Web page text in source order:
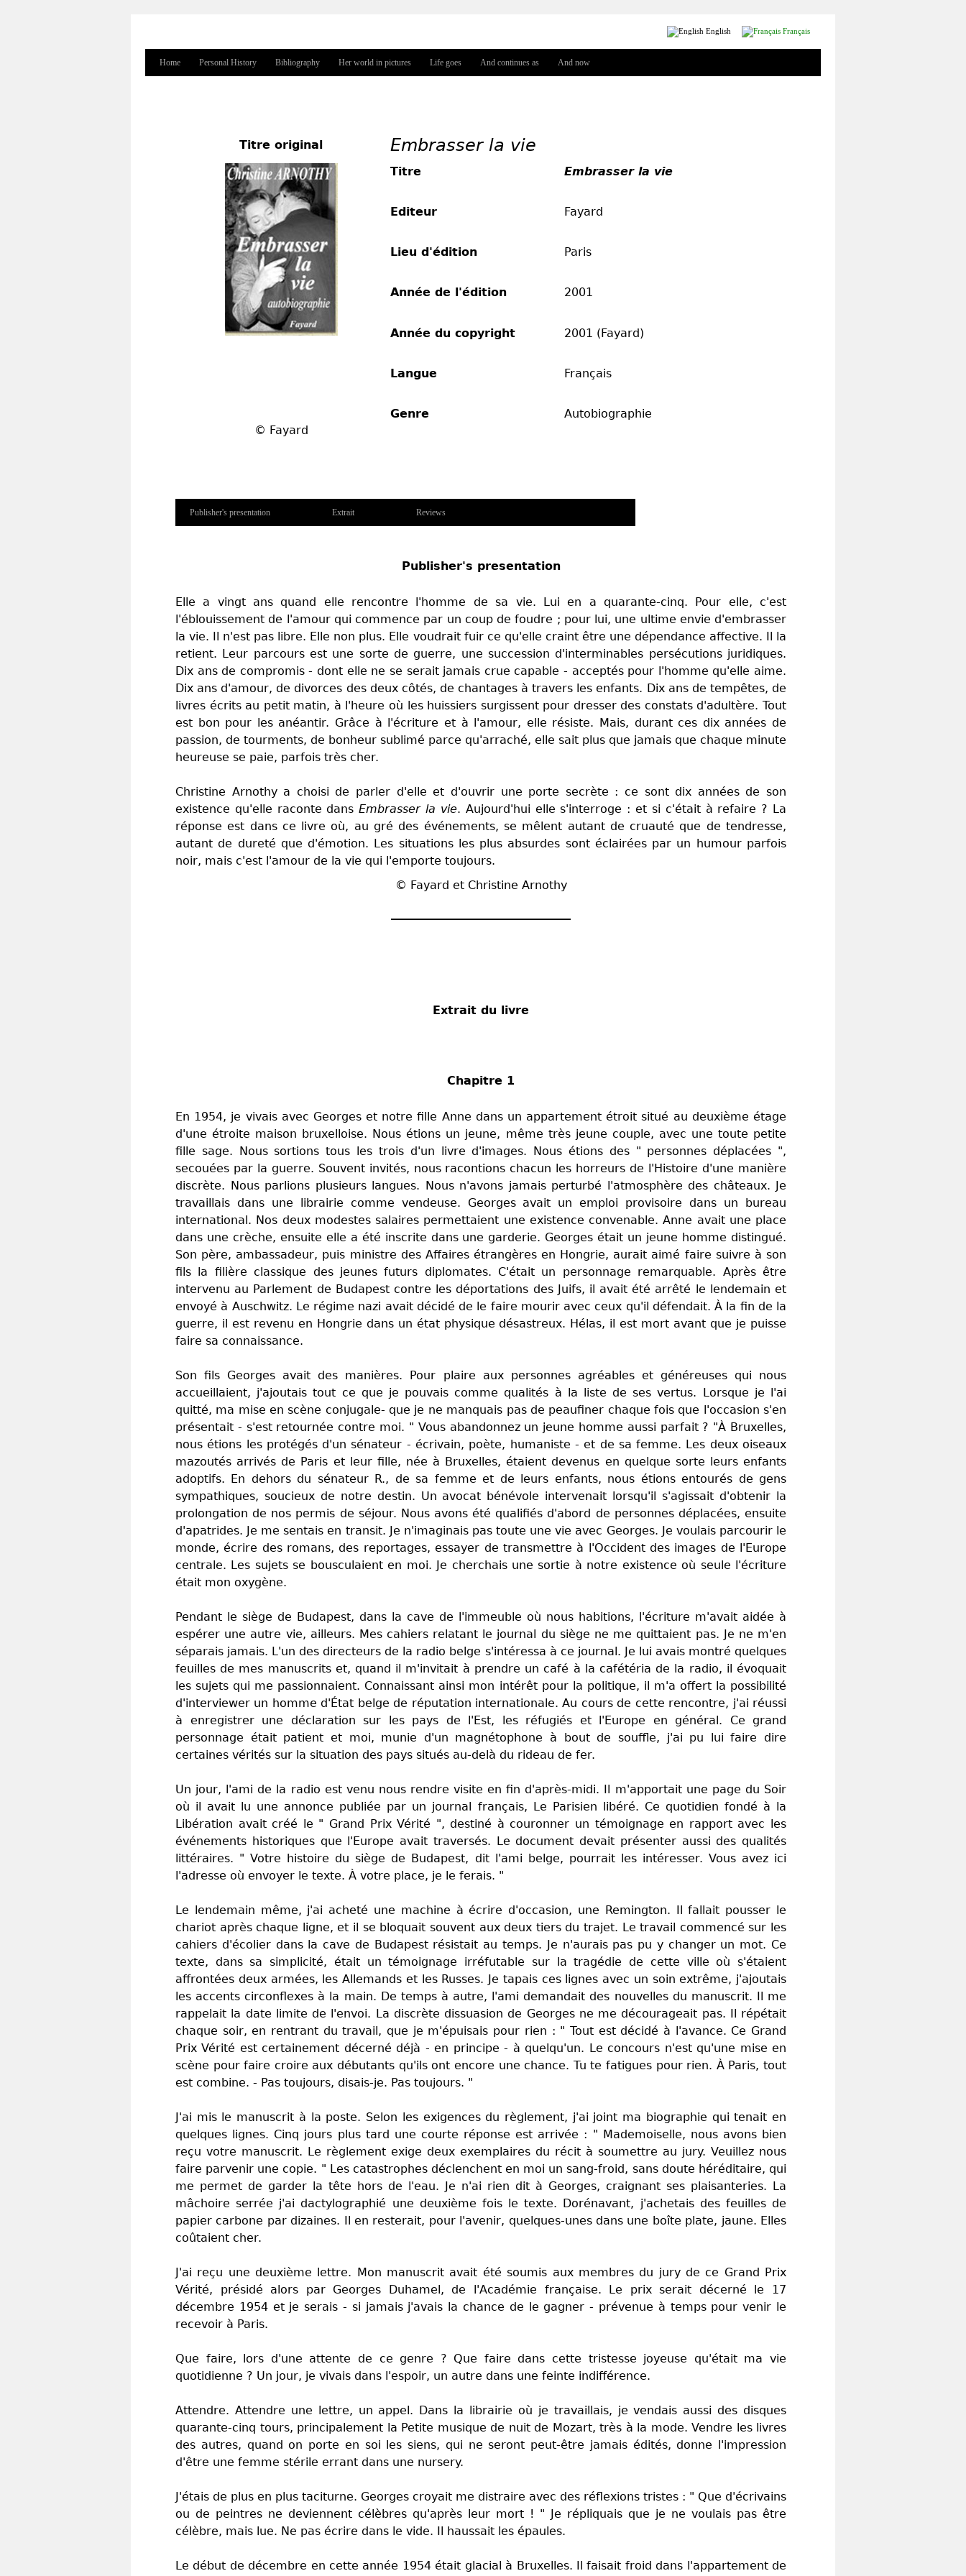
English Français
Main menu
Home Personal History Bibliography Her world in pictures Life goes And continues as And now
Titre original Embrasser la vie
© Fayard
Titre Embrasser la vie
Editeur Fayard
Lieu d'édition Paris
Année de l'édition 2001
Année du copyright 2001 (Fayard)
Langue Français
Genre Autobiographie
Publisher's presentation Extrait Reviews
Publisher's presentation
Elle a vingt ans quand elle rencontre l'homme de sa vie. Lui en a quarante-cinq. Pour elle, c'est
l'éblouissement de l'amour qui commence par un coup de foudre ; pour lui, une ultime envie d'embrasser
la vie. Il n'est pas libre. Elle non plus. Elle voudrait fuir ce qu'elle craint être une dépendance affective. Il la
retient. Leur parcours est une sorte de guerre, une succession d'interminables persécutions juridiques.
Dix ans de compromis - dont elle ne se serait jamais crue capable - acceptés pour l'homme qu'elle aime.
Dix ans d'amour, de divorces des deux côtés, de chantages à travers les enfants. Dix ans de tempêtes, de
livres écrits au petit matin, à l'heure où les huissiers surgissent pour dresser des constats d'adultère. Tout
est bon pour les anéantir. Grâce à l'écriture et à l'amour, elle résiste. Mais, durant ces dix années de
passion, de tourments, de bonheur sublimé parce qu'arraché, elle sait plus que jamais que chaque minute
heureuse se paie, parfois très cher.
Christine Arnothy a choisi de parler d'elle et d'ouvrir une porte secrète : ce sont dix années de son
existence qu'elle raconte dansEmbrasser la vie. Aujourd'hui elle s'interroge : et si c'était à refaire ? La
réponse est dans ce livre où, au gré des événements, se mêlent autant de cruauté que de tendresse,
autant de dureté que d'émotion. Les situations les plus absurdes sont éclairées par un humour parfois
noir, mais c'est l'amour de la vie qui l'emporte toujours.
© Fayard et Christine Arnothy
Extrait du livre
Chapitre 1
En 1954, je vivais avec Georges et notre fille Anne dans un appartement étroit situé au deuxième étage
d'une étroite maison bruxelloise. Nous étions un jeune, même très jeune couple, avec une toute petite
fille sage. Nous sortions tous les trois d'un livre d'images. Nous étions des " personnes déplacées ",
secouées par la guerre. Souvent invités, nous racontions chacun les horreurs de l'Histoire d'une manière
discrète. Nous parlions plusieurs langues. Nous n'avons jamais perturbé l'atmosphère des châteaux. Je
travaillais dans une librairie comme vendeuse. Georges avait un emploi provisoire dans un bureau
international. Nos deux modestes salaires permettaient une existence convenable. Anne avait une place
dans une crèche, ensuite elle a été inscrite dans une garderie. Georges était un jeune homme distingué.
Son père, ambassadeur, puis ministre des Affaires étrangères en Hongrie, aurait aimé faire suivre à son
fils la filière classique des jeunes futurs diplomates. C'était un personnage remarquable. Après être
intervenu au Parlement de Budapest contre les déportations des Juifs, il avait été arrêté le lendemain et
envoyé à Auschwitz. Le régime nazi avait décidé de le faire mourir avec ceux qu'il défendait. À la fin de la
guerre, il est revenu en Hongrie dans un état physique désastreux. Hélas, il est mort avant que je puisse
faire sa connaissance.
Son fils Georges avait des manières. Pour plaire aux personnes agréables et généreuses qui nous
accueillaient, j'ajoutais tout ce que je pouvais comme qualités à la liste de ses vertus. Lorsque je l'ai
quitté, ma mise en scène conjugale- que je ne manquais pas de peaufiner chaque fois que l'occasion s'en
présentait - s'est retournée contre moi. " Vous abandonnez un jeune homme aussi parfait ? "À Bruxelles,
nous étions les protégés d'un sénateur - écrivain, poète, humaniste - et de sa femme. Les deux oiseaux
mazoutés arrivés de Paris et leur fille, née à Bruxelles, étaient devenus en quelque sorte leurs enfants
adoptifs. En dehors du sénateur R., de sa femme et de leurs enfants, nous étions entourés de gens
sympathiques, soucieux de notre destin. Un avocat bénévole intervenait lorsqu'il s'agissait d'obtenir la
prolongation de nos permis de séjour. Nous avons été qualifiés d'abord de personnes déplacées, ensuite
d'apatrides. Je me sentais en transit. Je n'imaginais pas toute une vie avec Georges. Je voulais parcourir le
monde, écrire des romans, des reportages, essayer de transmettre à l'Occident des images de l'Europe
centrale. Les sujets se bousculaient en moi. Je cherchais une sortie à notre existence où seule l'écriture
était mon oxygène.
Pendant le siège de Budapest, dans la cave de l'immeuble où nous habitions, l'écriture m'avait aidée à
espérer une autre vie, ailleurs. Mes cahiers relatant le journal du siège ne me quittaient pas. Je ne m'en
séparais jamais. L'un des directeurs de la radio belge s'intéressa à ce journal. Je lui avais montré quelques
feuilles de mes manuscrits et, quand il m'invitait à prendre un café à la cafétéria de la radio, il évoquait
les sujets qui me passionnaient. Connaissant ainsi mon intérêt pour la politique, il m'a offert la possibilité
d'interviewer un homme d'État belge de réputation internationale. Au cours de cette rencontre, j'ai réussi
à enregistrer une déclaration sur les pays de l'Est, les réfugiés et l'Europe en général. Ce grand
personnage était patient et moi, munie d'un magnétophone à bout de souffle, j'ai pu lui faire dire
certaines vérités sur la situation des pays situés au-delà du rideau de fer.
Un jour, l'ami de la radio est venu nous rendre visite en fin d'après-midi. Il m'apportait une page du Soir
où il avait lu une annonce publiée par un journal français, Le Parisien libéré. Ce quotidien fondé à la
Libération avait créé le " Grand Prix Vérité ", destiné à couronner un témoignage en rapport avec les
événements historiques que l'Europe avait traversés. Le document devait présenter aussi des qualités
littéraires. " Votre histoire du siège de Budapest, dit l'ami belge, pourrait les intéresser. Vous avez ici
l'adresse où envoyer le texte. À votre place, je le ferais. "
Le lendemain même, j'ai acheté une machine à écrire d'occasion, une Remington. Il fallait pousser le
chariot après chaque ligne, et il se bloquait souvent aux deux tiers du trajet. Le travail commencé sur les
cahiers d'écolier dans la cave de Budapest résistait au temps. Je n'aurais pas pu y changer un mot. Ce
texte, dans sa simplicité, était un témoignage irréfutable sur la tragédie de cette ville où s'étaient
affrontées deux armées, les Allemands et les Russes. Je tapais ces lignes avec un soin extrême, j'ajoutais
les accents circonflexes à la main. De temps à autre, l'ami demandait des nouvelles du manuscrit. Il me
rappelait la date limite de l'envoi. La discrète dissuasion de Georges ne me décourageait pas. Il répétait
chaque soir, en rentrant du travail, que je m'épuisais pour rien : " Tout est décidé à l'avance. Ce Grand
Prix Vérité est certainement décerné déjà - en principe - à quelqu'un. Le concours n'est qu'une mise en
scène pour faire croire aux débutants qu'ils ont encore une chance. Tu te fatigues pour rien. À Paris, tout
est combine. - Pas toujours, disais-je. Pas toujours. "
J'ai mis le manuscrit à la poste. Selon les exigences du règlement, j'ai joint ma biographie qui tenait en
quelques lignes. Cinq jours plus tard une courte réponse est arrivée : " Mademoiselle, nous avons bien
reçu votre manuscrit. Le règlement exige deux exemplaires du récit à soumettre au jury. Veuillez nous
faire parvenir une copie. " Les catastrophes déclenchent en moi un sang-froid, sans doute héréditaire, qui
me permet de garder la tête hors de l'eau. Je n'ai rien dit à Georges, craignant ses plaisanteries. La
mâchoire serrée j'ai dactylographié une deuxième fois le texte. Dorénavant, j'achetais des feuilles de
papier carbone par dizaines. Il en resterait, pour l'avenir, quelques-unes dans une boîte plate, jaune. Elles
coûtaient cher.
J'ai reçu une deuxième lettre. Mon manuscrit avait été soumis aux membres du jury de ce Grand Prix
Vérité, présidé alors par Georges Duhamel, de l'Académie française. Le prix serait décerné le 17
décembre 1954 et je serais - si jamais j'avais la chance de le gagner - prévenue à temps pour venir le
recevoir à Paris.
Que faire, lors d'une attente de ce genre ? Que faire dans cette tristesse joyeuse qu'était ma vie
quotidienne ? Un jour, je vivais dans l'espoir, un autre dans une feinte indifférence.
Attendre. Attendre une lettre, un appel. Dans la librairie où je travaillais, je vendais aussi des disques
quarante-cinq tours, principalement la Petite musique de nuit de Mozart, très à la mode. Vendre les livres
des autres, quand on porte en soi les siens, qui ne seront peut-être jamais édités, donne l'impression
d'être une femme stérile errant dans une nursery.
J'étais de plus en plus taciturne. Georges croyait me distraire avec des réflexions tristes : " Que d'écrivains
ou de peintres ne deviennent célèbres qu'après leur mort ! " Je répliquais que je ne voulais pas être
célèbre, mais lue. Ne pas écrire dans le vide. Il haussait les épaules.
Le début de décembre en cette année 1954 était glacial à Bruxelles. Il faisait froid dans l'appartement de